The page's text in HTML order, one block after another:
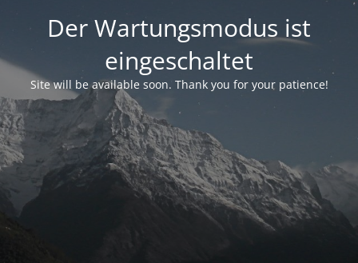
Der Wartungsmodus ist
eingeschaltet
Site will be available soon. Thank you for your patience!